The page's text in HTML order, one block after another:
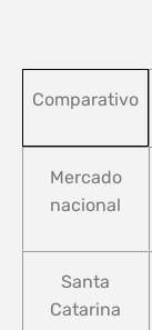
Comparativo
Mercado
nacional
Santa
Catarina